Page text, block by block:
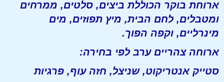
ארוחת בוקר הכוללת ביצים, סלטים, ממרחים
ומטבלים, לחם הבית, מיץ תפוזים, מים
מינרליים, וקפה הפוך.
ארוחה צהריים ערב לפי בחירה:
סטייק אנטריקוט, שניצל, חזה עוף, פרגיות